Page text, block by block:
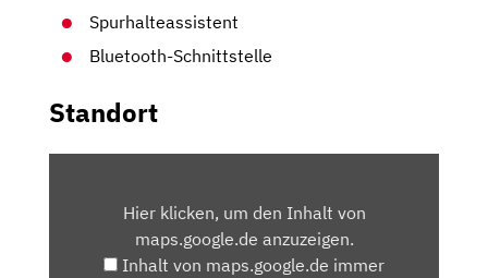
Spurhalteassistent
Bluetooth-Schnittstelle
Standort
MAPS.GOOGLE.DEHier klicken, um den Inhalt von
maps.google.de anzuzeigen.
Inhalt von maps.google.de immer